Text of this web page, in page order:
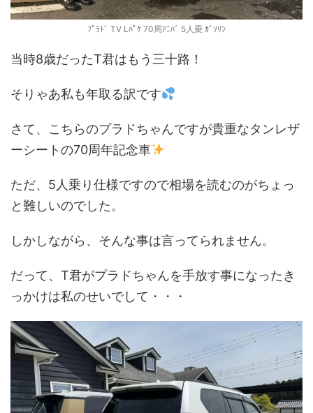
ﾌﾟﾗﾄﾞ TV Lﾊﾟｹ 70周ｱﾆﾊﾞ 5人乗 ｶﾞｿﾘﾝ
当時8歳だったT君はもう三十路！
そりゃあ私も年取る訳です
さて、こちらのプラドちゃんですが貴重なタンレザ
ーシートの70周年記念車
ただ、5人乗り仕様ですので相場を読むのがちょっ
と難しいのでした。
しかしながら、そんな事は言ってられません。
だって、T君がプラドちゃんを手放す事になったき
っかけは私のせいでして・・・